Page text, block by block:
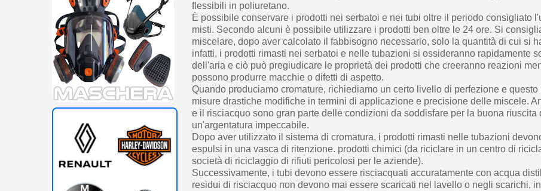
flessibili in poliuretano.
È possibile conservare i prodotti nei serbatoi e nei tubi oltre il periodo consigliato
misti. Secondo alcuni è possibile utilizzare i prodotti ben oltre le 24 ore. Si
miscelare, dopo aver calcolato il fabbisogno necessario, solo la quantità di cui si
infatti, i prodotti rimasti nei serbatoi e nelle tubazioni si ossideranno rapidamente
dell'aria e ciò può pregiudicare le proprietà dei prodotti che creeranno reazioni
possono produrre macchie o difetti di aspetto.
Quando produciamo cromature, richiediamo un certo livello di perfezione e questo
misure drastiche modifiche in termini di applicazione e precisione delle miscele.
e il risciacquo sono gran parte delle condizioni da soddisfare per la buona riuscita
un'argentatura impeccabile.
Dopo aver utilizzato il sistema di cromatura, i prodotti rimasti nelle tubazioni
espulsi in una vasca di ritenzione. prodotti chimici (da riciclare in un centro di
società di riciclaggio di rifiuti pericolosi per le aziende).
Successivamente, i tubi devono essere risciacquati accuratamente con acqua
residui di risciacquo non devono mai essere scaricati nel lavello o negli scarichi,